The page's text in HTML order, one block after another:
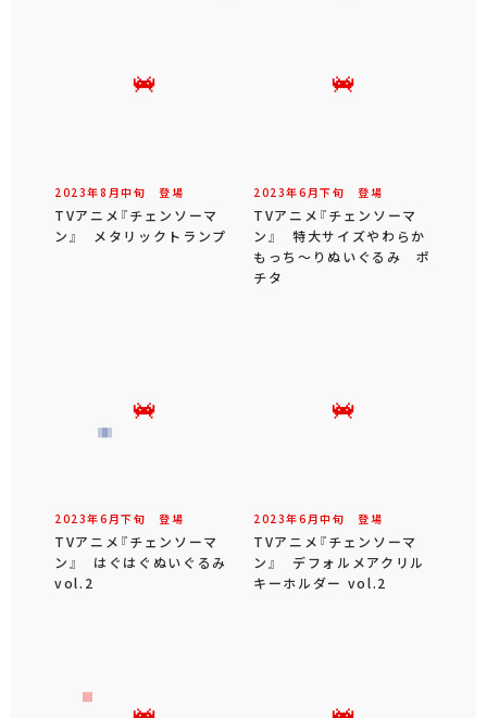
2023年8 月中旬 登場
TVアニメ『チェンソーマ
ン』 メタリックトランプ
2023年6 月下旬 登場
TVアニメ『チェンソーマ
ン』 特大サイズやわらか
もっち～りぬいぐるみ ポ
チタ
2023年6 月下旬 登場
TVアニメ『チェンソーマ
ン』 はぐはぐぬいぐるみ
vol.2
2023年6 月中旬 登場
TVアニメ『チェンソーマ
ン』 デフォルメアクリル
キーホルダー vol.2